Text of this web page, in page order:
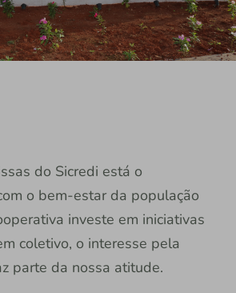
do Sicredi está o
o bem-estar da população
investe em iniciativas
coletivo, o interesse pela
parte da nossa atitude.